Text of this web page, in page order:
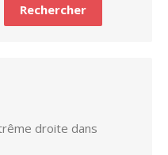
Rechercher
droite dans